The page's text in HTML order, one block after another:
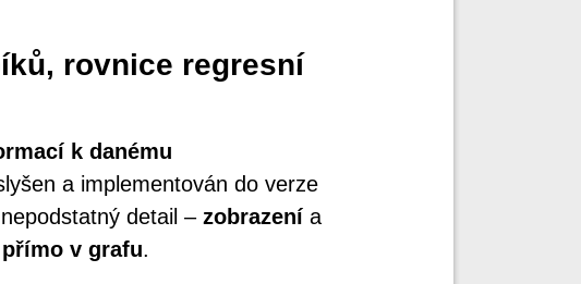
rovnice regresní
k danému
a implementován do verze
detail – zobrazenía
v grafu.